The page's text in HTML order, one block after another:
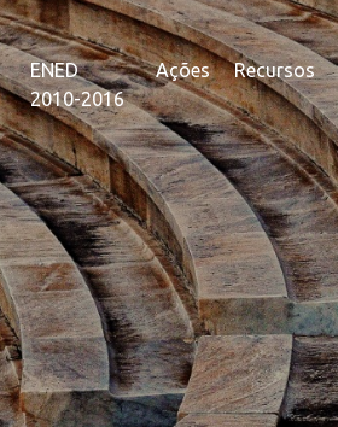
ENED
2010-2016
Ações Recursos